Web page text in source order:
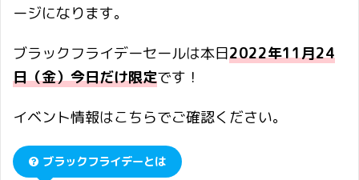
ージになります。
ブラックフライデーセールは本日2022年11月24
日（金）今日だけ限定です！
イベント情報はこちらでご確認ください。
ブラックフライデーとは